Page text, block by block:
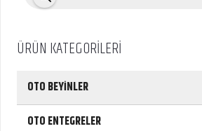
t
r
ÜRÜN KATEGORİLERİ
OTO BEYİNLER
OTO ENTEGRELER